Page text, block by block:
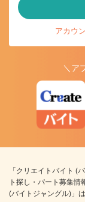
アカウ
＼ア
「クリエイトバイト (
ト探し・パート募集情
(バイトジャングル)」